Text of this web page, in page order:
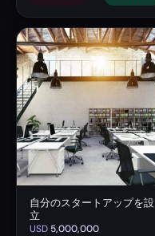
自分のスタートアップを設
立
USD 5,000,000